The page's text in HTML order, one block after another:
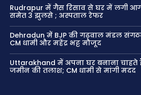
Rudrapur में गैस रिसाव से घर में लगी
समेत 3 झुलसे ; अस्पताल रेफर
Dehradun में BJP की गढ़वाल मंडल
CM धामी और महेंद्र भट्ट मौजूद
Uttarakhand में अपना घर बनाना
जमीन की तलाश; CM धामी से मांगी मदद